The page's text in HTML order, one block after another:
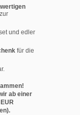
und edler
für die
ab einer